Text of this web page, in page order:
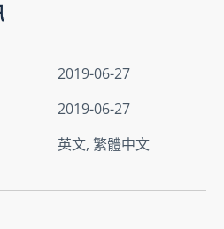
2019-06-27
2019-06-27
英文, 繁體中文